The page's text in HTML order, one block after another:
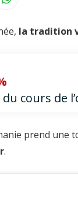
la tradition
cours de
prend une
.